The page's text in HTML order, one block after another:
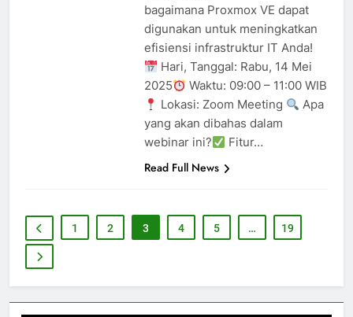
bagaimana Proxmox VE dapat
digunakan untuk meningkatkan
efisiensi infrastruktur IT Anda!
Hari, Tanggal: Rabu, 14 Mei
2025
Waktu: 09:00 – 11:00 WIB
Lokasi: Zoom Meeting
Apa
yang akan dibahas dalam
webinar ini?
Fitur…
Read Full News
1 2 3 4 5 … 19